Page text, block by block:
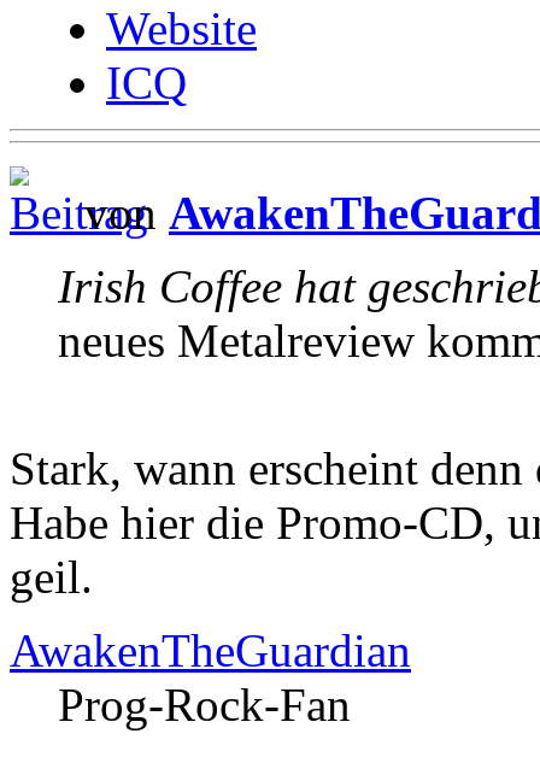
Website
ICQ
von
Irish Coffee hat
neues Metalreview
Stark, wann erscheint
Habe hier die Promo-CD,
geil.
AwakenTheGuardian
Prog-Rock-Fan